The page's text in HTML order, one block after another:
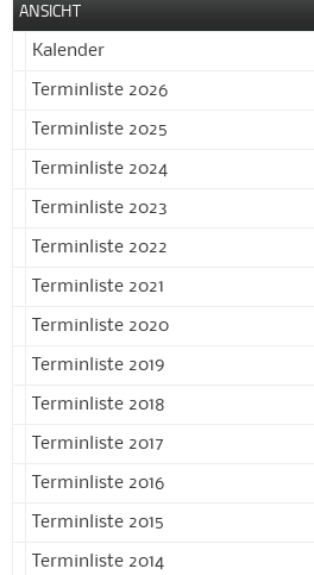
ANSICHT
Kalender
Terminliste 2026
Terminliste 2025
Terminliste 2024
Terminliste 2023
Terminliste 2022
Terminliste 2021
Terminliste 2020
Terminliste 2019
Terminliste 2018
Terminliste 2017
Terminliste 2016
Terminliste 2015
Terminliste 2014